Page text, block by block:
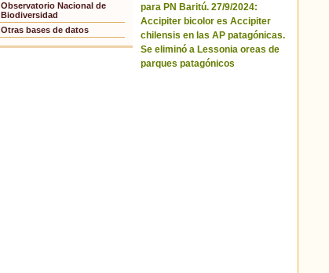
Observatorio Nacional de
Biodiversidad
Otras bases de datos
para PN Baritú. 27/9/2024:
Accipiter bicolor es Accipiter
chilensis en las AP patagónicas.
Se eliminó a Lessonia oreas de
parques patagónicos